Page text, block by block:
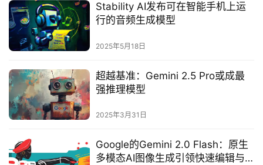
Stability AI发布可在智能手机上运
行的音频生成模型
2025年5月18日
超越基准：Gemini 2.5 Pro或成最
强推理模型
2025年3月31日
Google的Gemini 2.0 Flash：原生
多模态AI图像生成引领快速编辑与